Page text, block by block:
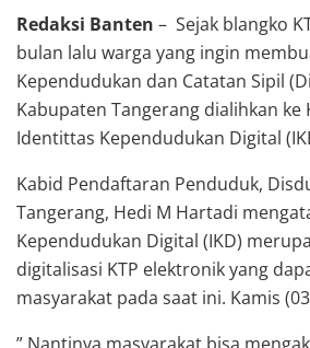
Redaksi Banten – Sejak blangko
bulan lalu warga yang ingin
Kependudukan dan Catatan Sipil
Kabupaten Tangerang dialihkan ke
Identittas Kependudukan Digital
Kabid Pendaftaran Penduduk,
Tangerang, Hedi M Hartadi
Kependudukan Digital (IKD)
digitalisasi KTP elektronik yang
masyarakat pada saat ini. Kamis